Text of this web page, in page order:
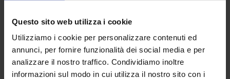
Questo sito web utilizza i cookie
Utilizziamo i cookie per personalizzare contenuti ed
annunci, per fornire funzionalità dei social media e per
analizzare il nostro traffico. Condividiamo inoltre
informazioni sul modo in cui utilizza il nostro sito con i